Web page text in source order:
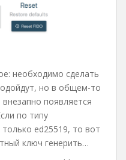
необходимо сделать
но в общем-то
появляется
по типу
ed25519, то вот
ключ генерить…